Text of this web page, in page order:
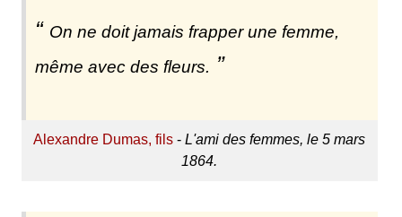
On ne doit jamais frapper une femme,
même avec des fleurs.
Alexandre Dumas, fils -L'ami des femmes, le 5 mars
1864.